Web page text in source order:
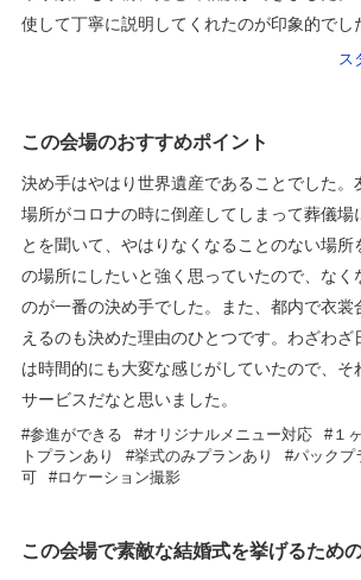
使して丁寧に説明してくれたのが印象的でし
ス
この会場のおすすめポイント
決め手はやはり世界遺産であることでした。
場所がコロナの時に倒産してしまって葬儀場
とを聞いて、やはりなくなることのない場所
の場所にしたいと強く思っていたので、なく
のが一番の決め手でした。また、都内で衣裳
えるのも決めた理由のひとつです。わざわざ
は時間的にも大変な感じがしていたので、そ
サービスだなと思いました。
参進ができる オリジナルメニュー対応 １
トプランあり
挙式のみプランあり パックプ
可
ロケーション撮影
この会場で素敵な結婚式を挙げるため